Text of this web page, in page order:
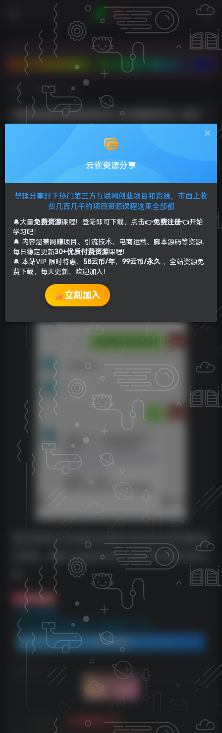
扣商品任意拼，双人成团PK有大礼，2核2G云服
首页 免费资源 正文
抖音极速版拉新微博玩法小白也能轻松日入300+
私信
通过微博热瓜或者擦边视频引流拉新抖音极速版进
行转换，遇到大瓜能实现日入过万可实现开张吃三
资源下载地址：
抖音极速版拉新微博玩法小白也能轻松日入300+
登录查看
免费资源
文章版权声
1、本网站名称： 云雀资源分享
云雀资源分享
整理分享时下热门第三方互联网创业项目和资源，市面上收
费几百几千的项目资源课程这里全部都
🔔大量免费资源课程！登陆即可下载，点击👉免费注册👈开始
学习吧！
🔔 内容涵盖网赚项目、引流技术、电商运营、脚本源码等资源，
每日稳定更新30+优质付费资源课程！
🔔 本站VIP 限时特惠， 58云币/年， 99云币/永久 ，全站资源免
费下载，每天更新，欢迎加入！
立刻加入